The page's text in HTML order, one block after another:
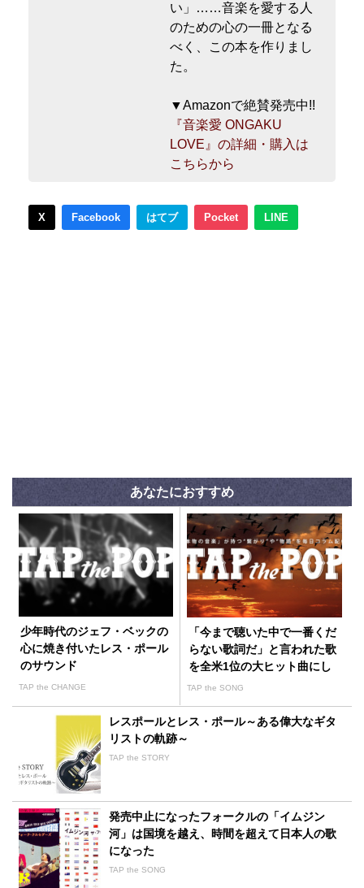
い」……音楽を愛する人
のための心の一冊となる
べく、この本を作りまし
た。
▼Amazonで絶賛発売中!!
『音楽愛 ONGAKU
LOVE』の詳細・購入は
こちらから
X Facebook はてブ Pocket LINE
あなたにおすすめ
少年時代のジェフ・ベックの
心に焼き付いたレス・ポール
のサウンド
TAP the CHANGE
「今まで聴いた中で一番くだ
らない歌詞だ」と言われた歌
を全米1位の大ヒット曲にし
たレス・ポールのマジック
TAP the SONG
レスポールとレス・ポール～ある偉大なギタ
リストの軌跡～
TAP the STORY
発売中止になったフォークルの「イムジン
河」は国境を越え、時間を超えて日本人の歌
になった
TAP the SONG